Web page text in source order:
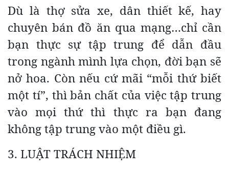
Dù là thợ sửa xe, dân thiết kế, hay
chuyên bán đồ ăn qua mạng…chỉ cần
bạn thực sự tập trung để dẫn đầu
trong ngành mình lựa chọn, đời bạn sẽ
nở hoa. Còn nếu cứ mãi “mỗi thứ biết
một tí”, thì bản chất của việc tập trung
vào mọi thứ thì thực ra bạn đang
không tập trung vào một điều gì.
3. LUẬT TRÁCH NHIỆM